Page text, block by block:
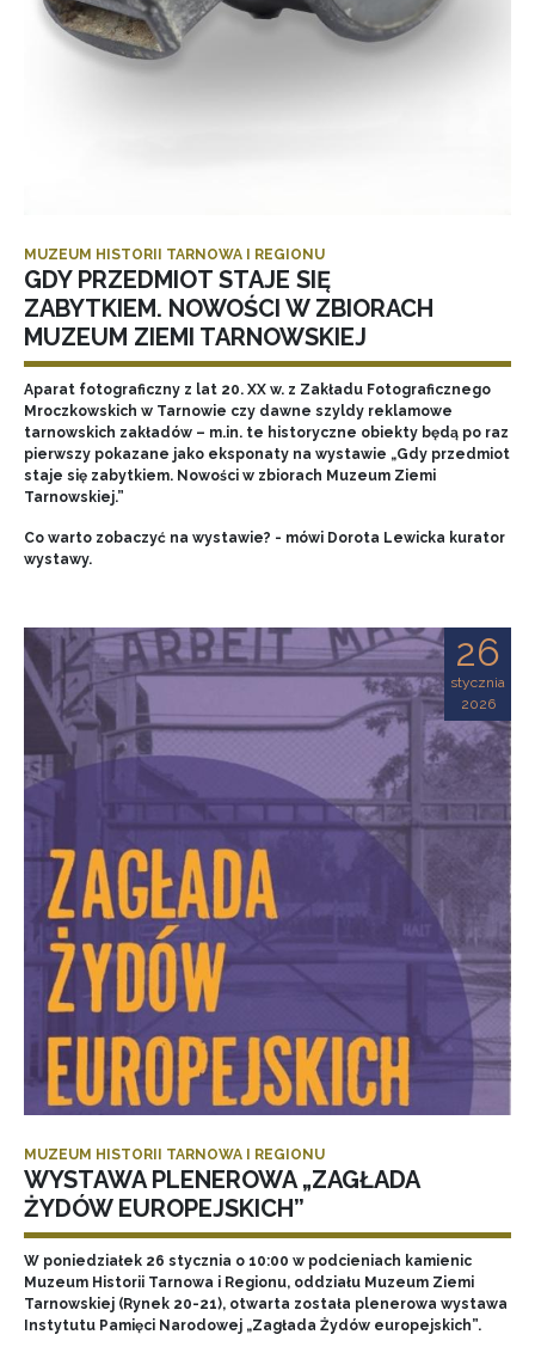
MUZEUM HISTORII TARNOWA I REGIONU
GDY PRZEDMIOT STAJE SIĘ
ZABYTKIEM. NOWOŚCI W ZBIORACH
MUZEUM ZIEMI TARNOWSKIEJ
Aparat fotograficzny z lat 20. XX w. z Zakładu Fotograficznego
Mroczkowskich w Tarnowie czy dawne szyldy reklamowe
tarnowskich zakładów – m.in. te historyczne obiekty będą po raz
pierwszy pokazane jako eksponaty na wystawie „Gdy przedmiot
staje się zabytkiem. Nowości w zbiorach Muzeum Ziemi
Tarnowskiej.”
Co warto zobaczyć na wystawie? - mówi Dorota Lewicka kurator
wystawy.
26
stycznia
2026
MUZEUM HISTORII TARNOWA I REGIONU
WYSTAWA PLENEROWA „ZAGŁADA
ŻYDÓW EUROPEJSKICH”
W poniedziałek 26 stycznia o 10:00 w podcieniach kamienic
Muzeum Historii Tarnowa i Regionu, oddziału Muzeum Ziemi
Tarnowskiej (Rynek 20-21), otwarta została plenerowa wystawa
Instytutu Pamięci Narodowej „Zagłada Żydów europejskich”.